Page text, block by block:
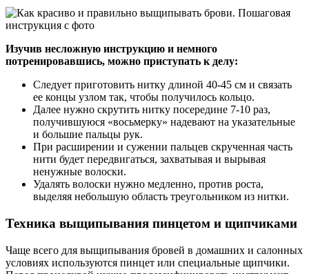
Изучив несложную инструкцию и немного
потренировавшись, можно приступать к делу:
Следует приготовить нитку длиной 40-45 см и связать
ее концы узлом так, чтобы получилось кольцо.
Далее нужно скрутить нитку посередине 7-10 раз,
получившуюся «восьмерку» надевают на указательные
и большие пальцы рук.
При расширении и сужении пальцев скрученная часть
нити будет передвигаться, захватывая и вырывая
ненужные волоски.
Удалять волоски нужно медленно, против роста,
выделяя небольшую область треугольником из нитки.
Техника выщипывания пинцетом и щипчиками
Чаще всего для выщипывания бровей в домашних и салонных
условиях используются пинцет или специальные щипчики.